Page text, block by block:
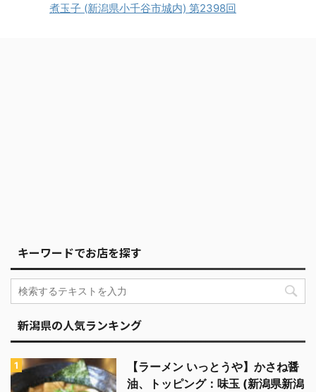
煮玉子 (新潟県小千谷市城内) 第2398回
キーワードでお店を探す
新潟県の人気ランキング
【ラーメン いっとうや】かさね醤
油、トッピング：味玉 (新潟県新潟